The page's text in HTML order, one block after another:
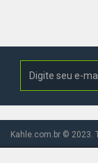
Kahle.com.br © 2023.